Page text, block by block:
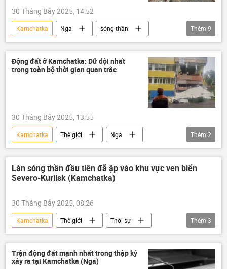
30 Tháng Bảy 2025, 14:52
Kamchatka Nga
sóng thần
trận động đất
Thế giới
Nhật Bản
Hawaii
Philippines
New Zealand
Ecuador
Chile
Thêm 9
Động đất ở Kamchatka: Dữ dội nhất
trong toàn bộ thời gian quan trắc
30 Tháng Bảy 2025, 13:55
Kamchatka Thế giới
Nga
trận động đất
thiên tai
Thêm 2
Làn sóng thần đầu tiên đã ập vào khu vực ven biển
Severo-Kurilsk (Kamchatka)
30 Tháng Bảy 2025, 08:26
Kamchatka Thế giới
Thời sự
sóng thần
Nga trận động đất
Thêm 3
Trận động đất mạnh nhất trong thập kỷ
xảy ra tại Kamchatka (Nga)